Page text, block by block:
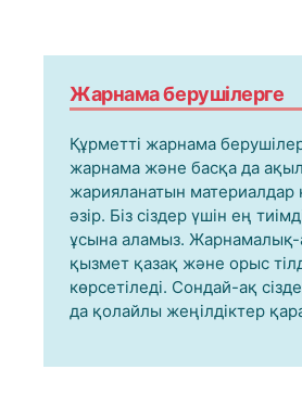
Жарнама берушілерге
Құрметті жарнама
жарнама және басқа да
жарияланатын материалдар
әзір. Біз сіздер үшін ең
ұсына аламыз. Жарнамалық-
қызмет қазақ және орыс
көрсетіледі. Сондай-ақ
да қолайлы жеңілдіктер